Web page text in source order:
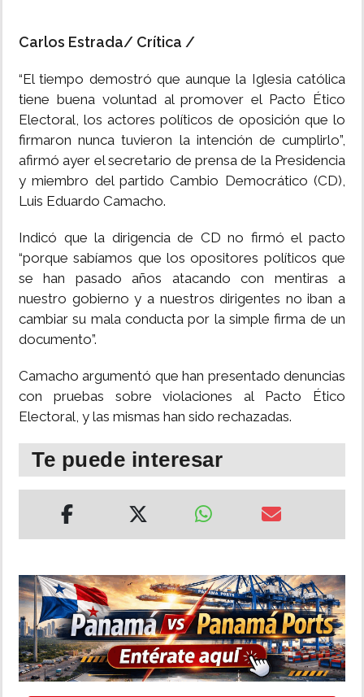
MULTIMEDIA
Carlos Estrada/ Crítica /
“El tiempo demostró que aunque la Iglesia católica
tiene buena voluntad al promover el Pacto Ético
Electoral, los actores políticos de oposición que lo
firmaron nunca tuvieron la intención de cumplirlo”,
afirmó ayer el secretario de prensa de la Presidencia
y miembro del partido Cambio Democrático (CD),
Luis Eduardo Camacho.
Indicó que la dirigencia de CD no firmó el pacto
“porque sabíamos que los opositores políticos que
se han pasado años atacando con mentiras a
nuestro gobierno y a nuestros dirigentes no iban a
cambiar su mala conducta por la simple firma de un
documento”.
Camacho argumentó que han presentado denuncias
con pruebas sobre violaciones al Pacto Ético
Electoral, y las mismas han sido rechazadas.
Te puede interesar